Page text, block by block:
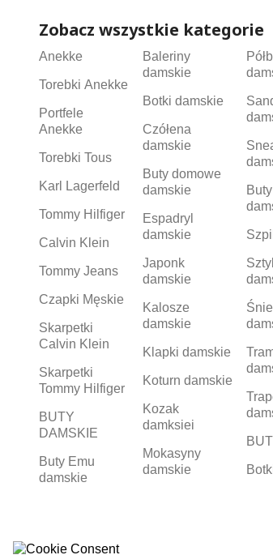
Zobacz wszystkie kategorie
Anekke
Torebki Anekke
Portfele
Anekke
Torebki Tous
Karl Lagerfeld
Tommy Hilfiger
Calvin Klein
Tommy Jeans
Czapki Męskie
Skarpetki
Calvin Klein
Skarpetki
Tommy Hilfiger
BUTY
DAMSKIE
Buty Emu
damskie
Baleriny
damskie
Botki damskie
Czółena
damskie
Buty domowe
damskie
Espadryl
damskie
Japonk
damskie
Kalosze
damskie
Klapki damskie
Koturn damskie
Kozak
damksiei
Mokasyny
damskie